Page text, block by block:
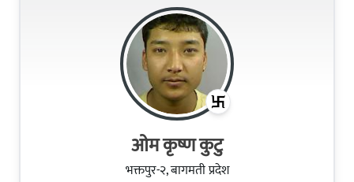
ओम कृष्ण कुटु
भक्तपुर-२, बागमती प्रदेश